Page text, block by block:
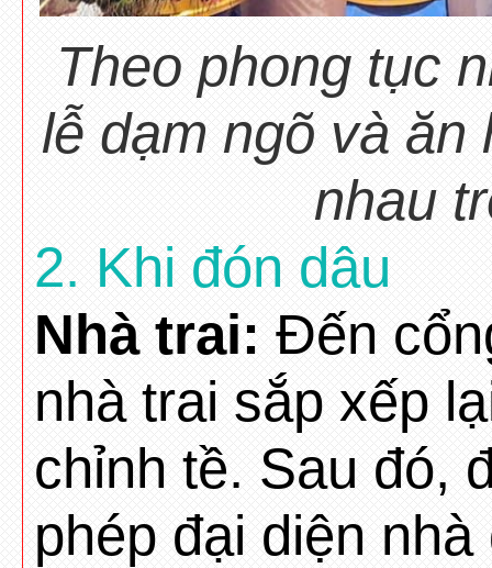
Theo phong tục
lễ dạm ngõ và
nhau
2. Khi đón dâu
Nhà trai: Đến
nhà trai sắp xếp
chỉnh tề. Sau đó,
phép đại diện